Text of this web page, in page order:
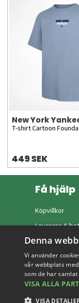
New York
T-shirt Cartoon
449 SEK
Få hjälp
Köpvillkor
Leverans &
Returer &
Vanliga frågor
Denna
Vi använder
vår webbplats
som de har
VISA ALLA
VISA